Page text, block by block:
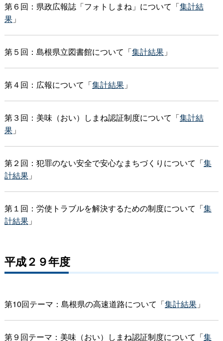
第６回：県政広報誌「フォトしまね」について「集計結
果」
第５回：島根県立図書館について「集計結果」
第４回：広報について「集計結果」
第３回：美味（おい）しまね認証制度について「集計結
果」
第２回：犯罪のない安全で安心なまちづくりについて「集
計結果」
第１回：労使トラブルを解決するための制度について「集
計結果」
平成２９年度
第10回テーマ：島根県の高速道路について「集計結果」
第９回テーマ：美味（おい）しまね認証制度について「集